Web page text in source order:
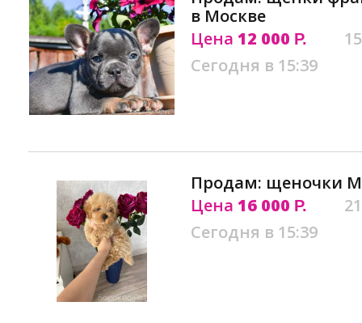
в Москве
Цена 12 000 Р.
Сегодня в 15:39
Продам: щеночки
Цена 16 000 Р.
Сегодня в 15:39